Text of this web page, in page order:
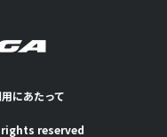
にあたって
reserved